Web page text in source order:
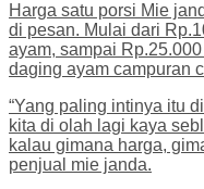
Harga satu porsi Mie
di pesan. Mulai dari
ayam, sampai
daging ayam campuran
“Yang paling intinya itu
kita di olah lagi kaya
kalau gimana harga,
penjual mie janda.